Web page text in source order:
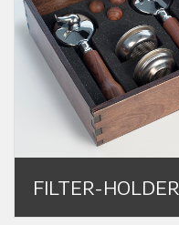
FILTER-HOLDER